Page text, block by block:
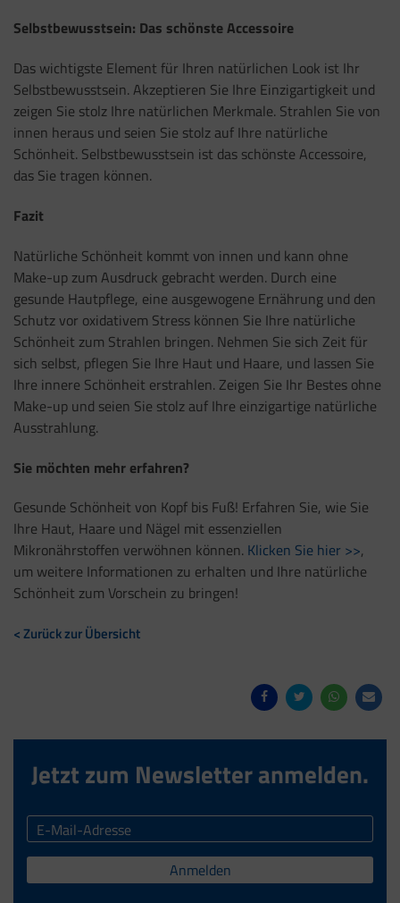
Selbstbewusstsein: Das schönste Accessoire
Das wichtigste Element für Ihren natürlichen Look ist Ihr
Selbstbewusstsein. Akzeptieren Sie Ihre Einzigartigkeit und
zeigen Sie stolz Ihre natürlichen Merkmale. Strahlen Sie von
innen heraus und seien Sie stolz auf Ihre natürliche
Schönheit. Selbstbewusstsein ist das schönste Accessoire,
das Sie tragen können.
Fazit
Natürliche Schönheit kommt von innen und kann ohne
Make-up zum Ausdruck gebracht werden. Durch eine
gesunde Hautpflege, eine ausgewogene Ernährung und den
Schutz vor oxidativem Stress können Sie Ihre natürliche
Schönheit zum Strahlen bringen. Nehmen Sie sich Zeit für
sich selbst, pflegen Sie Ihre Haut und Haare, und lassen Sie
Ihre innere Schönheit erstrahlen. Zeigen Sie Ihr Bestes ohne
Make-up und seien Sie stolz auf Ihre einzigartige natürliche
Ausstrahlung.
Sie möchten mehr erfahren?
Gesunde Schönheit von Kopf bis Fuß! Erfahren Sie, wie Sie
Ihre Haut, Haare und Nägel mit essenziellen
Mikronährstoffen verwöhnen können. Klicken Sie hier >>,
um weitere Informationen zu erhalten und Ihre natürliche
Schönheit zum Vorschein zu bringen!
< Zurück zur Übersicht
Jetzt zum Newsletter anmelden.
Anmelden